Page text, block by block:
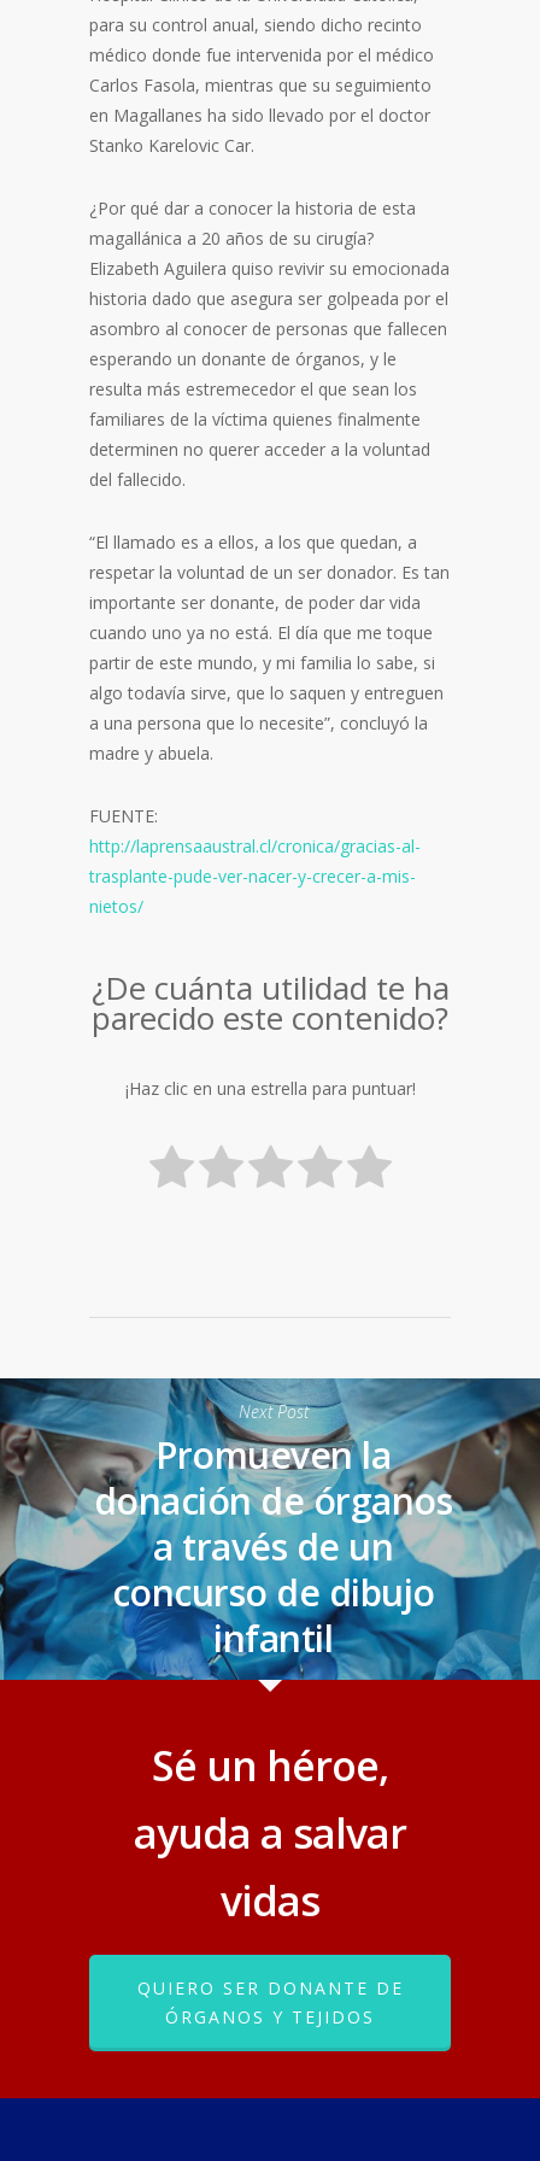
para su control anual, siendo dicho recinto
médico donde fue intervenida por el médico
Carlos Fasola, mientras que su seguimiento
en Magallanes ha sido llevado por el doctor
Stanko Karelovic Car.
¿Por qué dar a conocer la historia de esta
magallánica a 20 años de su cirugía?
Elizabeth Aguilera quiso revivir su emocionada
historia dado que asegura ser golpeada por el
asombro al conocer de personas que fallecen
esperando un donante de órganos, y le
resulta más estremecedor el que sean los
familiares de la víctima quienes finalmente
determinen no querer acceder a la voluntad
del fallecido.
“El llamado es a ellos, a los que quedan, a
respetar la voluntad de un ser donador. Es tan
importante ser donante, de poder dar vida
cuando uno ya no está. El día que me toque
partir de este mundo, y mi familia lo sabe, si
algo todavía sirve, que lo saquen y entreguen
a una persona que lo necesite”, concluyó la
madre y abuela.
FUENTE:
http://laprensaaustral.cl/cronica/gracias-al-
trasplante-pude-ver-nacer-y-crecer-a-mis-
nietos/
¿De cuánta utilidad te ha
parecido este contenido?
¡Haz clic en una estrella para puntuar!
Next Post
Promueven la
donación de órganos
a través de un
concurso de dibujo
infantil
Sé un héroe,
ayuda a salvar
vidas
QUIERO SER DONANTE DE
ÓRGANOS Y TEJIDOS